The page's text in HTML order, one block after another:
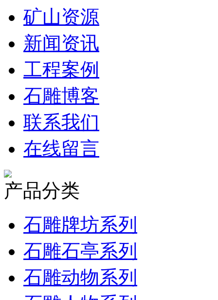
矿山资源
新闻资讯
工程案例
石雕博客
联系我们
在线留言
产品分类
石雕牌坊系列
石雕石亭系列
石雕动物系列